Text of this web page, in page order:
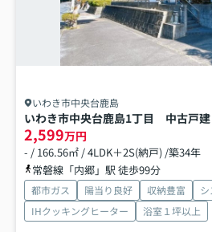
いわき市中央台鹿島
いわき市中央台鹿島1丁目 中古戸建
2,599万円
- / 166.56㎡ / 4LDK＋2S(納戸) /築34年
常磐線「内郷」駅 徒歩99分
都市ガス 陽当り良好 収納豊富
IHクッキングヒーター
浴室１坪以上